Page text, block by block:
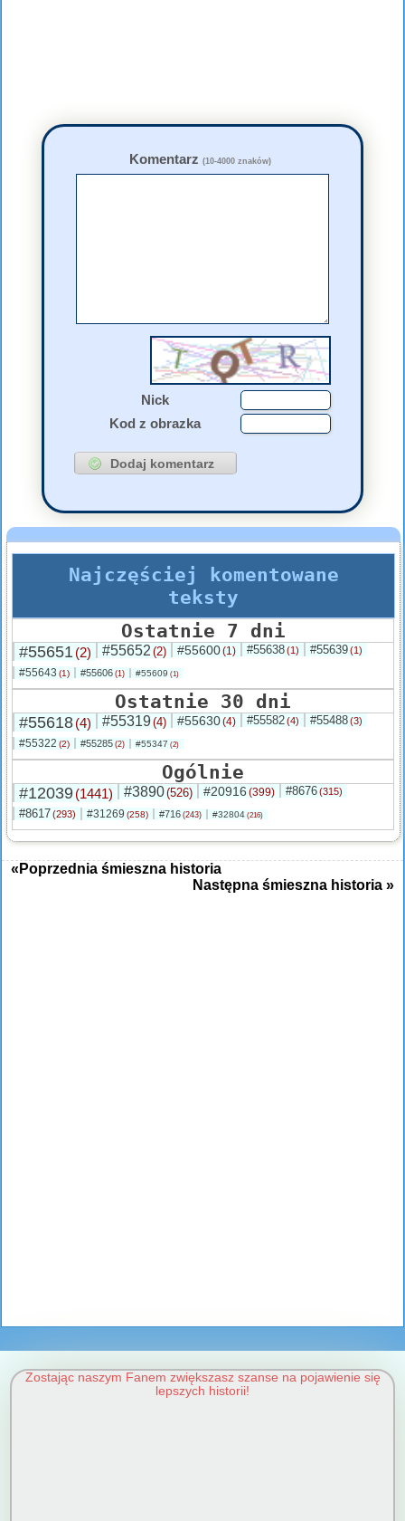
Komentarz (10-4000 znaków)
Nick
Kod z obrazka
Najczęściej komentowane
teksty
Ostatnie 7 dni
#55651(2) #55652 (2) #55600(1) #55638(1) #55639(1)
#55643 (1) #55606 (1) #55609 (1)
Ostatnie 30 dni
#55618(4) #55319(4) #55630(4) #55582(4) #55488(3)
#55322 (2) #55285 (2) #55347 (2)
Ogólnie
#12039(1441) #3890(526) #20916 (399) #8676(315)
#8617(293) #31269 (258) #716 (243) #32804 (216)
«Poprzednia śmieszna historia
Następna śmieszna historia »
Zostając naszym Fanem zwiększasz szanse na pojawienie się
lepszych historii!